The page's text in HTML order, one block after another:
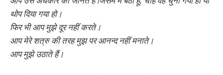
थोप दिया गया हो।
फिर भी आप मुझे दूर नहीं करते।
आप मेरे शत्रु की तरह मुझ पर आनन्द नहीं मनाते।
आप मुझे उठाते हैं।